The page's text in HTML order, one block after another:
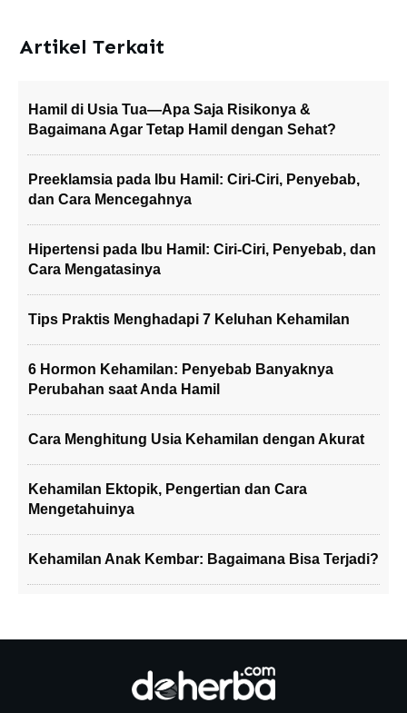
Artikel Terkait
Hamil di Usia Tua—Apa Saja Risikonya &
Bagaimana Agar Tetap Hamil dengan Sehat?
Preeklamsia pada Ibu Hamil: Ciri-Ciri, Penyebab,
dan Cara Mencegahnya
Hipertensi pada Ibu Hamil: Ciri-Ciri, Penyebab, dan
Cara Mengatasinya
Tips Praktis Menghadapi 7 Keluhan Kehamilan
6 Hormon Kehamilan: Penyebab Banyaknya
Perubahan saat Anda Hamil
Cara Menghitung Usia Kehamilan dengan Akurat
Kehamilan Ektopik, Pengertian dan Cara
Mengetahuinya
Kehamilan Anak Kembar: Bagaimana Bisa Terjadi?